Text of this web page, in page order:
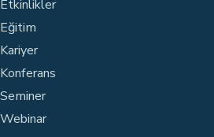
Etkinlikler
Eğitim
Kariyer
Konferans
Seminer
Webinar